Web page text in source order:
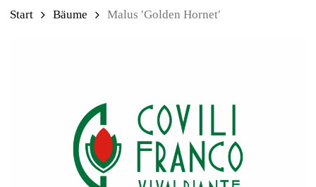
Start Bäume Malus ′Golden Hornet′